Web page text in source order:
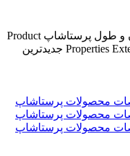
ماژول فروش محصولات بر اساس وزن و طول پرستاشاپ Product
Properties Extension-sell by weight, length,etc Module جدیدترین